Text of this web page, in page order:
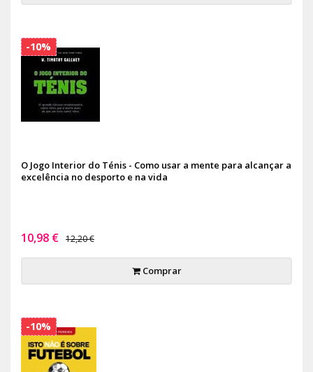
O Jogo Interior do Ténis - Como usar a mente para alcançar a
excelência no desporto e na vida
10,98 € 12,20 €
Comprar
-10%
-10%